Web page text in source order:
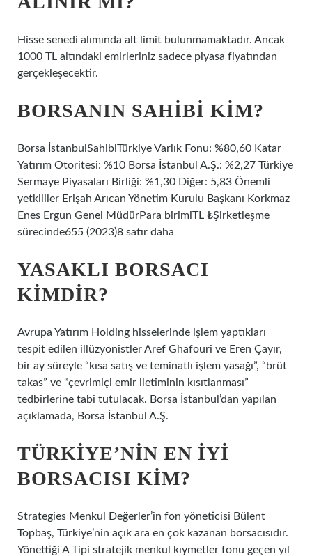
Hisse senedi alımında alt limit bulunmamaktadır. Ancak
1000 TL altındaki emirleriniz sadece piyasa fiyatından
gerçekleşecektir.
BORSANIN SAHIBI KIM?
Borsa İstanbulSahibiTürkiye Varlık Fonu: %80,60 Katar
Yatırım Otoritesi: %10 Borsa İstanbul A.Ş.: %2,27 Türkiye
Sermaye Piyasaları Birliği: %1,30 Diğer: 5,83 Önemli
yetkililer Erişah Arıcan Yönetim Kurulu Başkanı Korkmaz
Enes Ergun Genel MüdürPara birimiTL ₺Şirketleşme
sürecinde655 (2023)8 satır daha
YASAKLI BORSACI
KIMDIR?
Avrupa Yatırım Holding hisselerinde işlem yaptıkları
tespit edilen illüzyonistler Aref Ghafouri ve Eren Çayır,
bir ay süreyle “kısa satış ve teminatlı işlem yasağı”, “brüt
takas” ve “çevrimiçi emir iletiminin kısıtlanması”
tedbirlerine tabi tutulacak. Borsa İstanbul’dan yapılan
açıklamada, Borsa İstanbul A.Ş.
TÜRKIYE’NIN EN IYI
BORSACISI KIM?
Strategies Menkul Değerler’in fon yöneticisi Bülent
Topbaş, Türkiye’nin açık ara en çok kazanan borsacısıdır.
Yönettiği A Tipi stratejik menkul kıymetler fonu geçen yıl